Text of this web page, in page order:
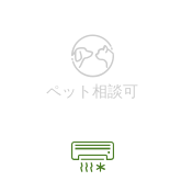
ペット相談可